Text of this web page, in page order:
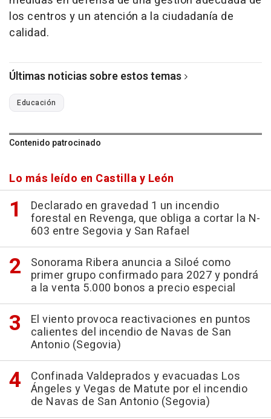
los centros y un atención a la ciudadanía de
calidad.
Últimas noticias sobre estos temas
Educación
Contenido patrocinado
Lo más leído en Castilla y León
Declarado en gravedad 1 un incendio
forestal en Revenga, que obliga a cortar la N-
603 entre Segovia y San Rafael
Sonorama Ribera anuncia a Siloé como
primer grupo confirmado para 2027 y pondrá
a la venta 5.000 bonos a precio especial
El viento provoca reactivaciones en puntos
calientes del incendio de Navas de San
Antonio (Segovia)
Confinada Valdeprados y evacuadas Los
Ángeles y Vegas de Matute por el incendio
de Navas de San Antonio (Segovia)